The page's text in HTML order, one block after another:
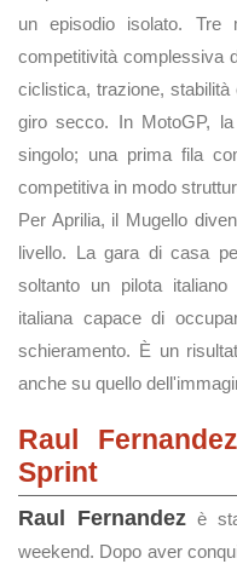
un episodio isolato. Tre
competitività complessiva
ciclistica, trazione,
giro secco. In MotoGP,
singolo; una prima fila
competitiva in modo
Per Aprilia, il Mugello
livello. La gara di casa
soltanto un pilota
italiana capace di
schieramento. È un
anche su quello
Raul
Sprint
Raul Fernandezè
weekend. Dopo aver